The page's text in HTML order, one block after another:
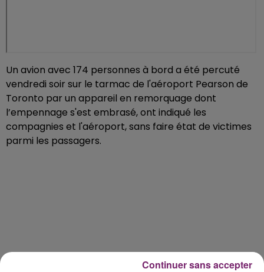
Un avion avec 174 personnes à bord a été percuté
vendredi soir sur le tarmac de l'aéroport Pearson de
Toronto par un appareil en remorquage dont
l’empennage s'est embrasé, ont indiqué les
compagnies et l'aéroport, sans faire état de victimes
parmi les passagers.
Continuer sans accepter